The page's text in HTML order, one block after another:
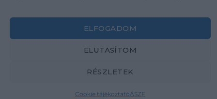
ELFOGADOM
ELUTASÍTOM
RÉSZLETEK
Cookie tájékoztatóÁSZF